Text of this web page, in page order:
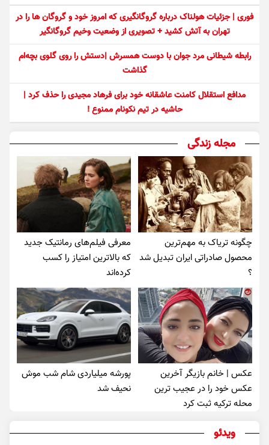
فوری | جزئیات هولناک درباره گروگانگیری که امروز خود و گروگان ها را در
تهران به آتش کشید + تصویری از وضعیت وخیم گروگانگیر
رابطه شیطانی مرد جوان با دوست همسرش |دستش را روی گلوی بچه‌ام
گذاشت
مدافع استقلال کامنت عاشقانه خود برای فرهاد مجیدی را حذف کرد |
حاشیه در تیم نکونام ممنوع !
مجله زندگی
چگونه تریاک به مهم‌ترین
محصول صادراتی ایران تبدیل شد
؟
معرفی فیلم‌های رمانتیک جدید
که بالاترین امتیاز را کسب
کرده‌اند
عکس | خانم بازیگر آخرین
عکس خود را در عجیب ترین
محله ترکیه ثبت کرد
پورشه میلیاردی شام شب موش‌
نحیف شد
ویدئو